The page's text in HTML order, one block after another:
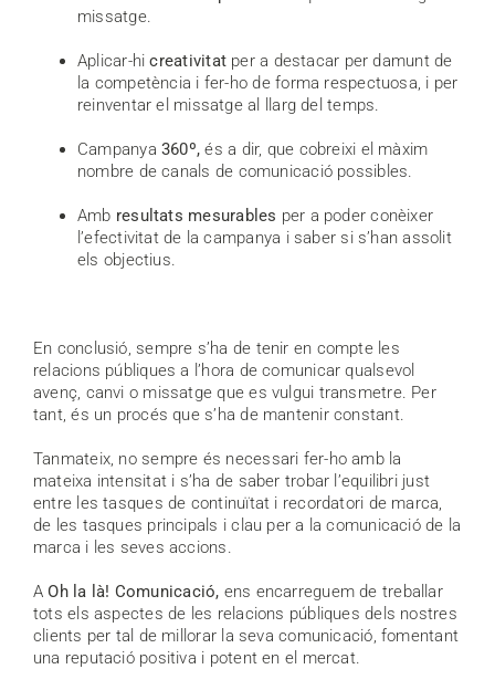
missatge.
Aplicar-hicreativitatper a destacar per damunt de
la competència i fer-ho de forma respectuosa, i per
reinventar el missatge al llarg del temps.
Campanya360º, és a dir, que cobreixi el màxim
nombre de canals de comunicació possibles.
Amb resultats mesurables per a poder conèixer
l’efectivitat de la campanya i saber si s’han assolit
els objectius.
En conclusió, sempre s’ha de tenir en compte les
relacions públiques a l’hora de comunicar qualsevol
avenç, canvi o missatge que es vulgui transmetre. Per
tant, és un procés que s’ha de mantenir constant.
Tanmateix, no sempre és necessari fer-ho amb la
mateixa intensitat i s’ha de saber trobar l’equilibri just
entre les tasques de continuïtat i recordatori de marca,
de les tasques principals i clau per a la comunicació de la
marca i les seves accions.
AOh la là! Comunicació, ens encarreguem de treballar
tots els aspectes de les relacions públiques dels nostres
clients per tal de millorar la seva comunicació, fomentant
una reputació positiva i potent en el mercat.